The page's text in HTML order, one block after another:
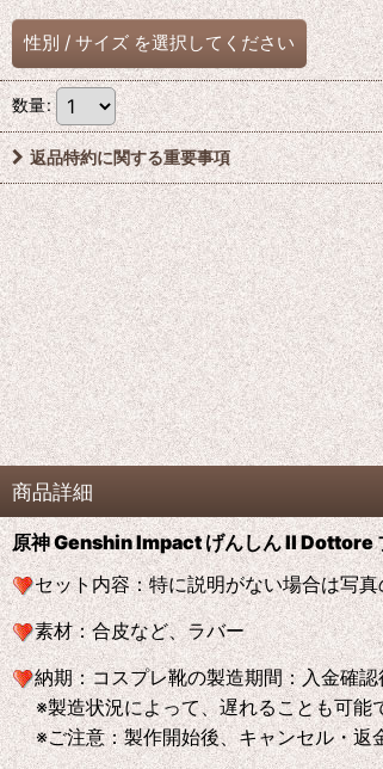
性別 / サイズ を選択してください
数量:
返品特約に関する重要事項
商品詳細
原神 Genshin Impact げんしん Il Dottore
セット内容：特に説明がない場合は写
素材：合皮など、ラバー
納期：コスプレ靴の製造期間：入金確
※製造状況によって、遅れることも可能
※ご注意：製作開始後、キャンセル・返